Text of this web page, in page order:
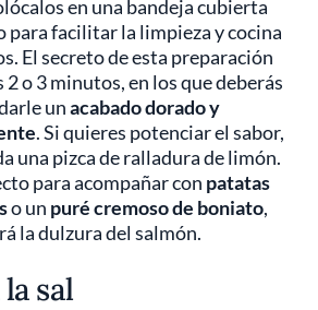
en una bandeja cubierta
para facilitar la limpieza y cocina
El secreto de esta preparación
o 3 minutos, en los que deberás
unacabado dorado y
. Si quieres potenciar el sabor,
una pizca de ralladura de limón.
para acompañar con patatas
o un puré cremoso de boniato,
la dulzura del salmón.
sal